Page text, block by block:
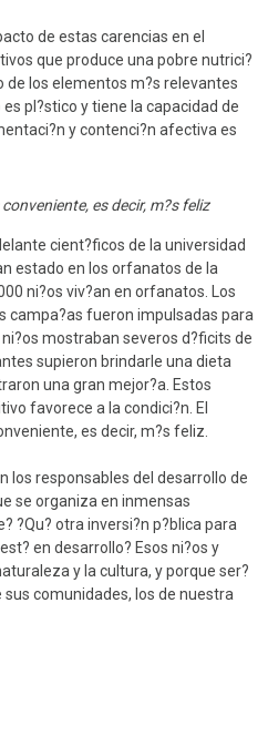
de estas carencias en el
que produce una pobre nutrici?
de los elementos m?s relevantes
pl?stico y tiene la capacidad de
y contenci?n afectiva es
es decir, m?s feliz
cient?ficos de la universidad
estado en los orfanatos de la
ni?os viv?an en orfanatos. Los
campa?as fueron impulsadas para
mostraban severos d?ficits de
supieron brindarle una dieta
una gran mejor?a. Estos
favorece a la condici?n. El
es decir, m?s feliz.
los responsables del desarrollo de
se organiza en inmensas
?Qu? otra inversi?n p?blica para
en desarrollo? Esos ni?os y
y la cultura, y porque ser?
comunidades, los de nuestra